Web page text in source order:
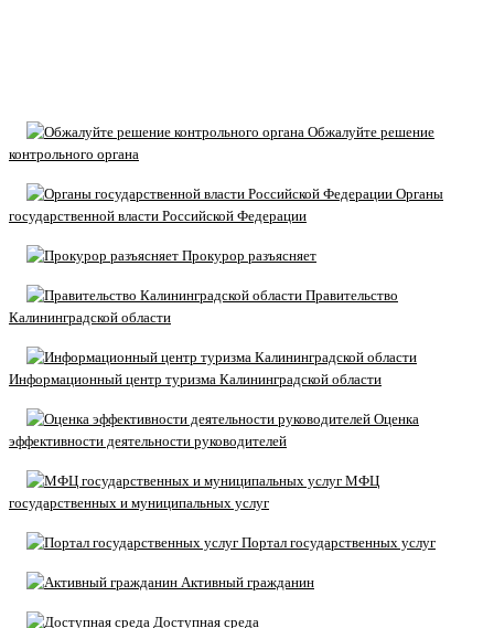
Обжалуйте решение
контрольного органа
Органы
государственной власти Российской Федерации
Прокурор разъясняет
Правительство
Калининградской области
Информационный центр туризма Калининградской области
Оценка
эффективности деятельности руководителей
МФЦ
государственных и муниципальных услуг
Портал государственных услуг
Активный гражданин
Доступная среда